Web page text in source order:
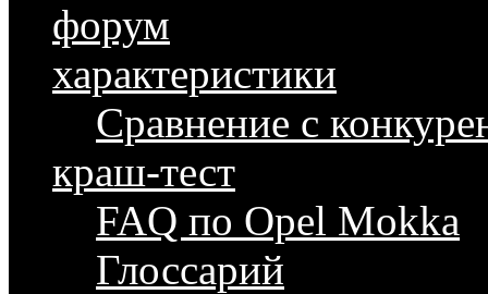
форум
характеристики
Сравнение с
краш-тест
FAQ по Opel Mokka
Глоссарий